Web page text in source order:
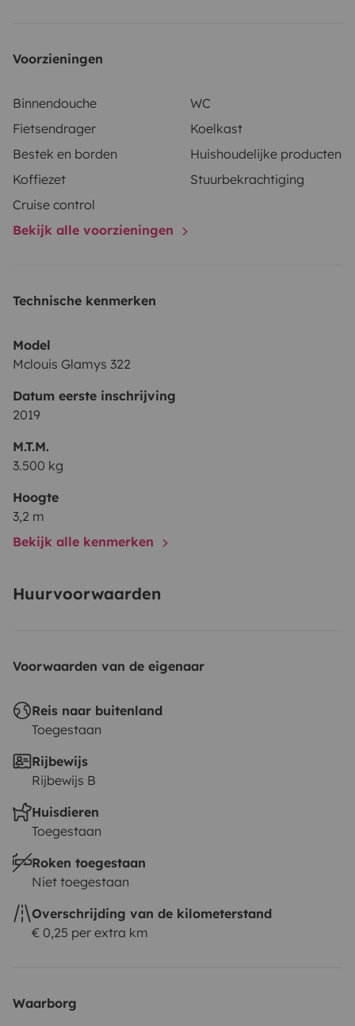
Voorzieningen
Binnendouche
WC
Fietsendrager
Koelkast
Bestek en borden
Huishoudelijke producten
Koffiezet
Stuurbekrachtiging
Cruise control
Bekijk alle voorzieningen
Technische kenmerken
Model
Mclouis Glamys 322
Datum eerste inschrijving
2019
M.T.M.
3.500 kg
Hoogte
3,2 m
Bekijk alle kenmerken
Huurvoorwaarden
Voorwaarden van de eigenaar
Reis naar buitenland
Toegestaan
Rijbewijs
Rijbewijs B
Huisdieren
Toegestaan
Roken toegestaan
Niet toegestaan
Overschrijding van de kilometerstand
€ 0,25 per extra km
Waarborg